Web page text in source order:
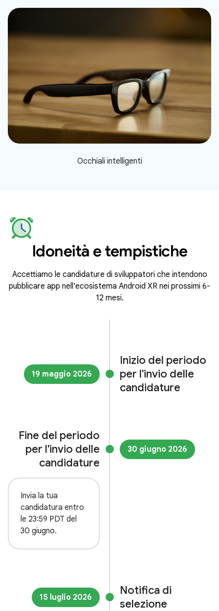
Occhiali intelligenti
Idoneità e tempistiche
Accettiamo le candidature di sviluppatori che intendono
pubblicare app nell'ecosistema Android XR nei prossimi 6-
12 mesi.
19 maggio 2026
Inizio del periodo
per l'invio delle
candidature
30 giugno 2026
Fine del periodo
per l'invio delle
candidature
Invia la tua
candidatura entro
le 23:59 PDT del
30 giugno.
15 luglio 2026
Notifica di
selezione